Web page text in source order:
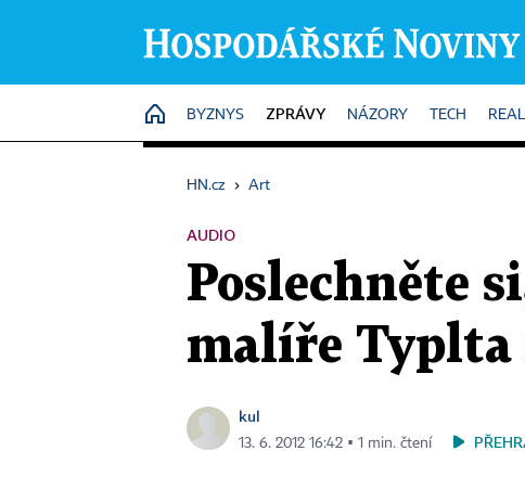
HOME
BYZNYS ZPRÁVY NÁZORY TECH
HN.cz › Art
AUDIO
Poslechněte
malíře Typlta
kul
13. 6. 2012 16:42 ▪ 1 min. čtení